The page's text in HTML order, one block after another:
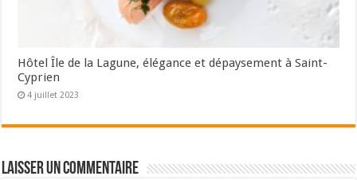
Hôtel Île de la Lagune, élégance et dépaysement à Saint-
Cyprien
4 juillet 2023
Laisser un commentaire